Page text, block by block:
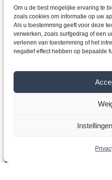
Om u de best mogelijke ervaring te
zoals cookies om informatie op uw
Als u toestemming geeft voor deze
verwerken, zoals surfgedrag of een
verlenen van toestemming of het
negatief effect hebben op bepaalde
Copyright © 2026 VYBO-